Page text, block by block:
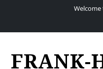
FRANK-